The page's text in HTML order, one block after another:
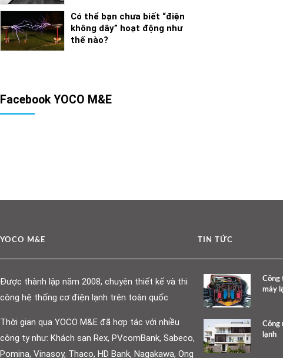
Có thể bạn chưa biết “điện
không dây” hoạt động như
thế nào?
Facebook YOCO M&E
YOCO M&E
Được thành lập năm 2008, chuyên thiết kế và thi
công hệ thống cơ điện lạnh trên toàn quốc
Thời gian qua YOCO M&E đã hợp tác với nhiều
công ty như: Khách sạn Rex, PVcomBank, Sabeco,
Pomina, Vinasoy, Thaco, HD Bank, Nagakawa, Ong
TIN TỨC
Công
máy
Công
lạnh